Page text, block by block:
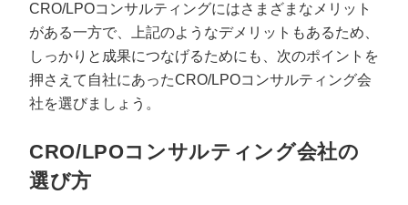
CRO/LPOコンサルティングにはさまざまなメリット
がある一方で、上記のようなデメリットもあるため、
しっかりと成果につなげるためにも、次のポイントを
押さえて自社にあったCRO/LPOコンサルティング会
社を選びましょう。
CRO/LPOコンサルティング会社の
選び方